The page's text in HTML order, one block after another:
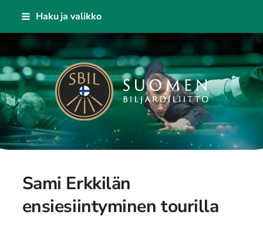
Siirry
sisältöön
Haku ja valikko
Suomen Biljardiliitto ry
Sami Erkkilän
ensiesiintyminen tourilla